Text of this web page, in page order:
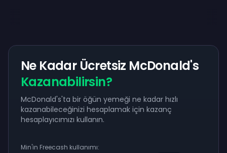
Ne Kadar Ücretsiz McDonald's
Kazanabilirsin?
McDonald's'ta bir öğün yemeği ne kadar hızlı
kazanabileceğinizi hesaplamak için kazanç
hesaplayıcımızı kullanın.
Min'in Freecash kullanımı: